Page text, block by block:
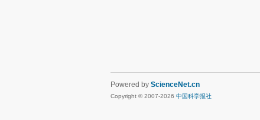
Powered by ScienceNet.cn
Copyright © 2007-2026 中国科学报社